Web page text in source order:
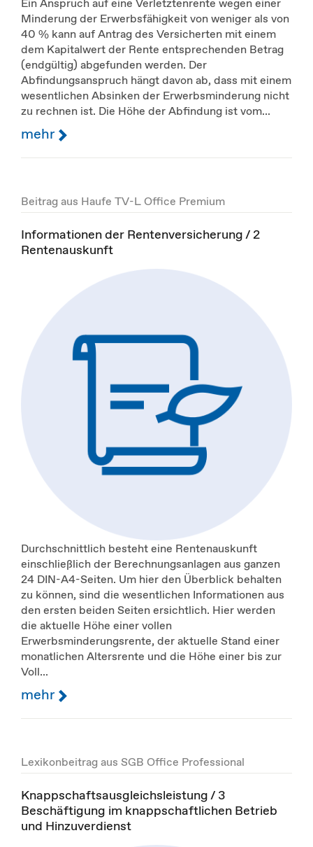
Minderung der Erwerbsfähigkeit von weniger als von
40 % kann auf Antrag des Versicherten mit einem
dem Kapitalwert der Rente entsprechenden Betrag
(endgültig) abgefunden werden. Der
Abfindungsanspruch hängt davon ab, dass mit einem
wesentlichen Absinken der Erwerbsminderung nicht
zu rechnen ist. Die Höhe der Abfindung ist vom...
mehr
Beitrag aus Haufe TV-L Office Premium
Informationen der Rentenversicherung / 2
Rentenauskunft
Durchschnittlich besteht eine Rentenauskunft
einschließlich der Berechnungsanlagen aus ganzen
24 DIN-A4-Seiten. Um hier den Überblick behalten
zu können, sind die wesentlichen Informationen aus
den ersten beiden Seiten ersichtlich. Hier werden
die aktuelle Höhe einer vollen
Erwerbsminderungsrente, der aktuelle Stand einer
monatlichen Altersrente und die Höhe einer bis zur
Voll...
mehr
Lexikonbeitrag aus SGB Office Professional
Knappschaftsausgleichsleistung / 3
Beschäftigung im knappschaftlichen Betrieb
und Hinzuverdienst